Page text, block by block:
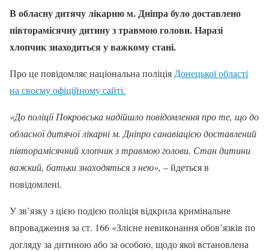
В обласну дитячу лікарню м. Дніпра було доставлено
півторамісячну дитину з травмою голови. Наразі
хлопчик знаходиться у важкому стані.
Про це повідомляє національна поліція Донецької області
на своєму офіційному сайті.
«До поліції Покровська надійшло повідомлення про те, що до
обласної дитячої лікарні м. Дніпро санавіацією доставлений
півторамісячний хлопчик з травмою голови. Стан дитини
важкий, батьки знаходяться з нею», – йдеться в
повідомлені.
У зв’язку з цією подією поліція відкрила кримінальне
впровадження за ст. 166 «Злісне невиконання обов’язків по
догляду за дитиною або за особою, щодо якої встановлена